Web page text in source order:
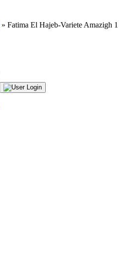
» Fatima El Hajeb-Variete Amazigh 1